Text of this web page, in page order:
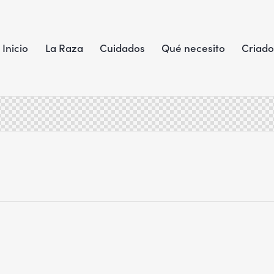
Inicio La Raza Cuidados Qué necesito